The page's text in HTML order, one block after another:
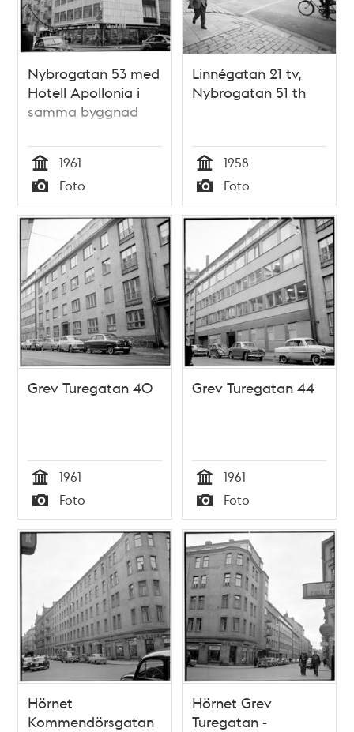
Nybrogatan 53 med
Hotell Apollonia i
samma byggnad
Tid
1961
Typ
Foto
Linnégatan 21 tv,
Nybrogatan 51 th
Tid
1958
Typ
Foto
Grev Turegatan 40
Tid
1961
Typ
Foto
Grev Turegatan 44
Tid
1961
Typ
Foto
Hörnet
Kommendörsgatan
Hörnet Grev
Turegatan -